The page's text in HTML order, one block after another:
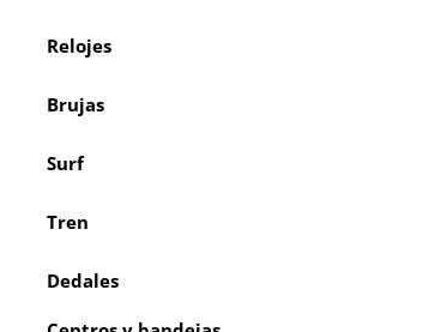
Relojes
Brujas
Surf
Tren
Dedales